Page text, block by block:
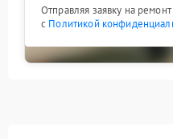
Отправляя заявку на
с Политикой